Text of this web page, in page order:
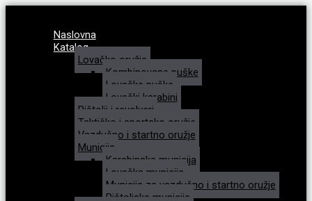
Naslovna
Katalog
Lovačko oružje
Kombinovane puške
Lovačke puške
Lovački karabini
Pištolji i revolveri
Taktičko i sportsko oružje
Vazdušno i startno oružje
Municija
Karabinska municija
Lovačka municija
Municija za vazdušno i startno oružje
Pištoljska municija